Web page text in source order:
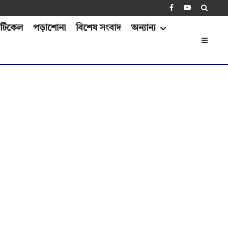
পড়াশোনা বিশেষ সংবাদ অন্যান্য